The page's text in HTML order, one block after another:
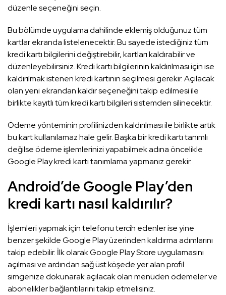
düzenle seçeneğini seçin.
Bu bölümde uygulama dahilinde eklemiş olduğunuz tüm
kartlar ekranda listelenecektir. Bu sayede istediğiniz tüm
kredi kartı bilgilerini değiştirebilir, kartları kaldırabilir ve
düzenleyebilirsiniz. Kredi kartı bilgilerinin kaldırılması için ise
kaldırılmak istenen kredi kartının seçilmesi gerekir. Açılacak
olan yeni ekrandan kaldır seçeneğini takip edilmesi ile
birlikte kayıtlı tüm kredi kartı bilgileri sistemden silinecektir.
Ödeme yönteminin profilinizden kaldırılması ile birlikte artık
bu kart kullanılamaz hale gelir. Başka bir kredi kartı tanımlı
değilse ödeme işlemlerinizi yapabilmek adına öncelikle
Google Play kredi kartı tanımlama yapmanız gerekir.
Android’de Google Play’den
kredi kartı nasıl kaldırılır?
İşlemleri yapmak için telefonu tercih edenler ise yine
benzer şekilde Google Play üzerinden kaldırma adımlarını
takip edebilir. İlk olarak Google Play Store uygulamasını
açılması ve ardından sağ üst köşede yer alan profil
simgenize dokunarak açılacak olan menüden ödemeler ve
abonelikler bağlantılarını takip etmelisiniz.